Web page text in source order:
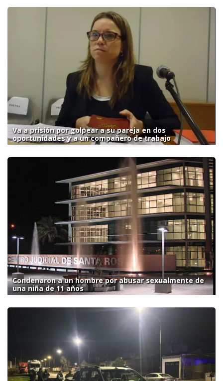
Va a prisión por golpear a su pareja en dos
oportunidades y a un compañero de trabajo
Condenaron a un hombre por abusar sexualmente de
una niña de 11 años